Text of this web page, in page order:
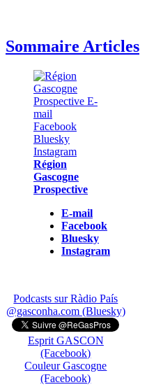
Sommaire Articles
Région
Gascogne
Prospective
E-mail
Facebook
Bluesky
Instagram
Podcasts sur Ràdio País
@gasconha.com (Bluesky)
Esprit GASCON
(Facebook)
Couleur Gascogne
(Facebook)